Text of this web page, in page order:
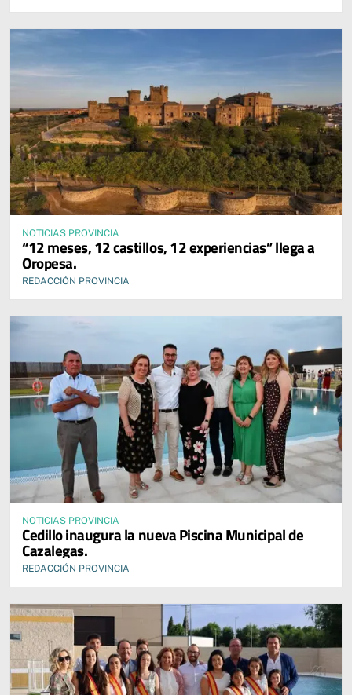
NOTICIAS PROVINCIA
“12 meses, 12 castillos, 12 experiencias” llega a
Oropesa.
REDACCIÓN PROVINCIA
NOTICIAS PROVINCIA
Cedillo inaugura la nueva Piscina Municipal de
Cazalegas.
REDACCIÓN PROVINCIA